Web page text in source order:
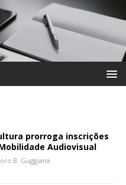
prorroga inscrições
Audiovisual
B. Guggiana